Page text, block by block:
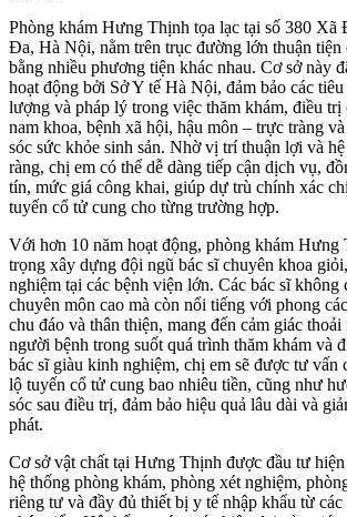
Phòng khám Hưng Thịnh tọa lạc tại số 380 Xã
Đa, Hà Nội, nằm trên trục đường lớn thuận tiện
bằng nhiều phương tiện khác nhau. Cơ sở này
hoạt động bởi Sở Y tế Hà Nội, đảm bảo các
lượng và pháp lý trong việc thăm khám, điều trị
nam khoa, bệnh xã hội, hậu môn – trực tràng
sóc sức khỏe sinh sản. Nhờ vị trí thuận lợi và
ràng, chị em có thể dễ dàng tiếp cận dịch vụ,
tín, mức giá công khai, giúp dự trù chính xác
tuyến cổ tử cung cho từng trường hợp.
Với hơn 10 năm hoạt động, phòng khám Hưng
trọng xây dựng đội ngũ bác sĩ chuyên khoa
nghiệm tại các bệnh viện lớn. Các bác sĩ không
chuyên môn cao mà còn nổi tiếng với phong
chu đáo và thân thiện, mang đến cảm giác
người bệnh trong suốt quá trình thăm khám và
bác sĩ giàu kinh nghiệm, chị em sẽ được tư vấn
lộ tuyến cổ tử cung bao nhiêu tiền, cũng như
sóc sau điều trị, đảm bảo hiệu quả lâu dài và
phát.
Cơ sở vật chất tại Hưng Thịnh được đầu tư
hệ thống phòng khám, phòng xét nghiệm,
riêng tư và đầy đủ thiết bị y tế nhập khẩu từ